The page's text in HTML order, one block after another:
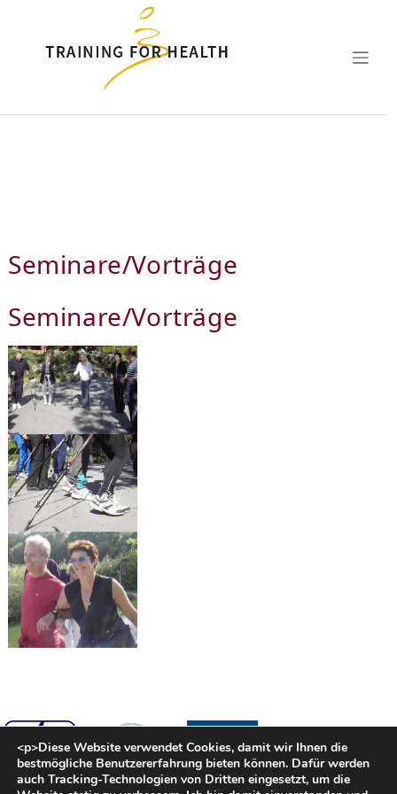
Seminare/Vorträge
Seminare/Vorträge
<p>Diese Website verwendet Cookies, damit wir Ihnen die
bestmögliche Benutzererfahrung bieten können. Dafür werden
auch Tracking-Technologien von Dritten eingesetzt, um die